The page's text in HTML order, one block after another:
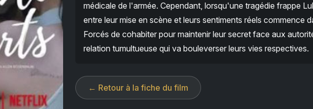
médicale de l'armée. Cependant, lorsqu'une tragédie frappe
entre leur mise en scène et leurs sentiments réels commence
Forcés de cohabiter pour maintenir leur secret face aux
relation tumultueuse qui va bouleverser leurs vies respectives.
← Retour à la fiche du film